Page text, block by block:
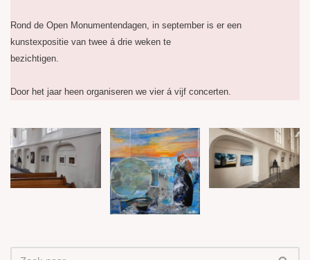
Rond de Open Monumentendagen, in september is er een
kunstexpositie van twee á drie weken te
bezichtigen.
Door het jaar heen organiseren we vier á vijf concerten.